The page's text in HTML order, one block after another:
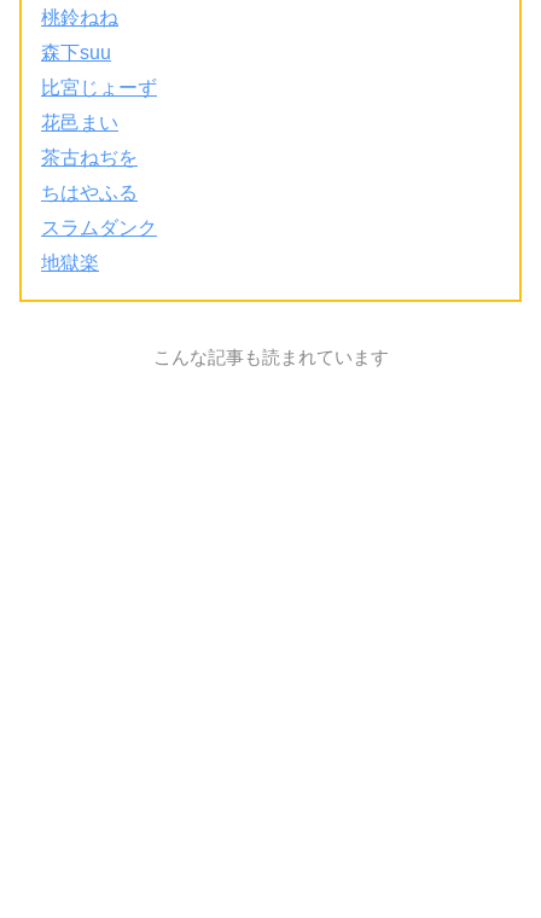
桃鈴ねね
森下suu
比宮じょーず
花邑まい
茶古ねぢを
ちはやふる
スラムダンク
地獄楽
こんな記事も読まれています